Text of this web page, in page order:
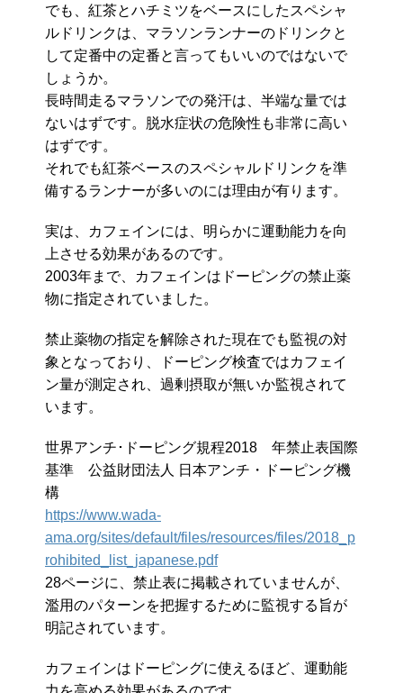
でも、紅茶とハチミツをベースにしたスペシャ
ルドリンクは、マラソンランナーのドリンクと
して定番中の定番と言ってもいいのではないで
しょうか。
長時間走るマラソンでの発汗は、半端な量では
ないはずです。脱水症状の危険性も非常に高い
はずです。
それでも紅茶ベースのスペシャルドリンクを準
備するランナーが多いのには理由が有ります。
実は、カフェインには、明らかに運動能力を向
上させる効果があるのです。
2003年まで、カフェインはドーピングの禁止薬
物に指定されていました。
禁止薬物の指定を解除された現在でも監視の対
象となっており、ドーピング検査ではカフェイ
ン量が測定され、過剰摂取が無いか監視されて
います。
世界アンチ･ドーピング規程2018 年禁止表国際
基準 公益財団法人 日本アンチ・ドーピング機
構
https://www.wada-
ama.org/sites/default/files/resources/files/2018_p
rohibited_list_japanese.pdf
28ページに、禁止表に掲載されていませんが、
濫用のパターンを把握するために監視する旨が
明記されています。
カフェインはドーピングに使えるほど、運動能